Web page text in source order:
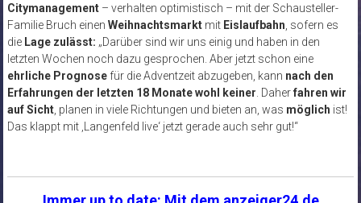
Citymanagement– verhalten optimistisch – mit der Schausteller-
Familie Bruch einen Weihnachtsmarktmit Eislaufbahn , sofern es
die Lage zulässt: „Darüber sind wir uns einig und haben in den
letzten Wochen noch dazu gesprochen. Aber jetzt schon eine
ehrliche Prognosefür die Adventzeit abzugeben, kann nach den
Erfahrungen der letzten 18 Monate wohl keiner . Daherfahren wir
auf Sicht, planen in viele Richtungen und bieten an, was möglich ist!
Das klappt mit ‚Langenfeld live‘ jetzt gerade auch sehr gut!“